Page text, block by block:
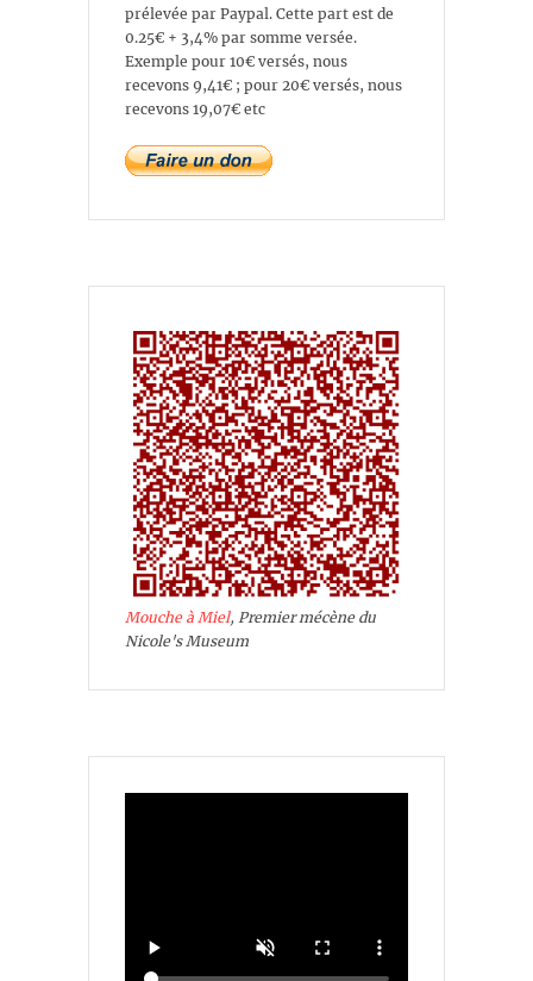
prélevée par Paypal. Cette part est de
0.25€ + 3,4% par somme versée.
Exemple pour 10€ versés, nous
recevons 9,41€ ; pour 20€ versés, nous
recevons 19,07€ etc
Mouche à Miel, Premier mécène du
Nicole's Museum